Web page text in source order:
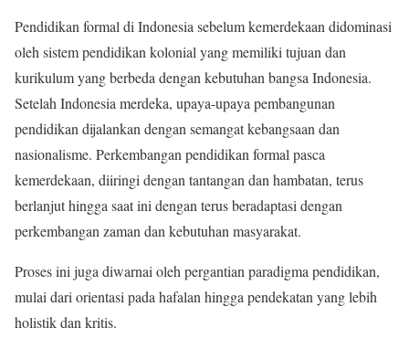
Pendidikan formal di Indonesia sebelum kemerdekaan didominasi
oleh sistem pendidikan kolonial yang memiliki tujuan dan
kurikulum yang berbeda dengan kebutuhan bangsa Indonesia.
Setelah Indonesia merdeka, upaya-upaya pembangunan
pendidikan dijalankan dengan semangat kebangsaan dan
nasionalisme. Perkembangan pendidikan formal pasca
kemerdekaan, diiringi dengan tantangan dan hambatan, terus
berlanjut hingga saat ini dengan terus beradaptasi dengan
perkembangan zaman dan kebutuhan masyarakat.
Proses ini juga diwarnai oleh pergantian paradigma pendidikan,
mulai dari orientasi pada hafalan hingga pendekatan yang lebih
holistik dan kritis.